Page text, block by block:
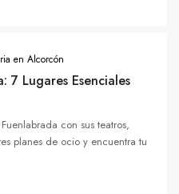
en Alcorcón
7 Lugares Esenciales
con sus teatros,
planes de ocio y encuentra tu